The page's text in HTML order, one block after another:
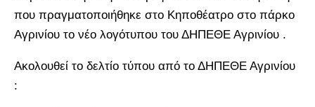
που πραγματοποιήθηκε στο Κηποθέατρο στο πάρκο
Αγρινίου το νέο λογότυπου του ΔΗΠΕΘΕ Αγρινίου .
Ακολουθεί το δελτίο τύπου από το ΔΗΠΕΘΕ Αγρινίου
: